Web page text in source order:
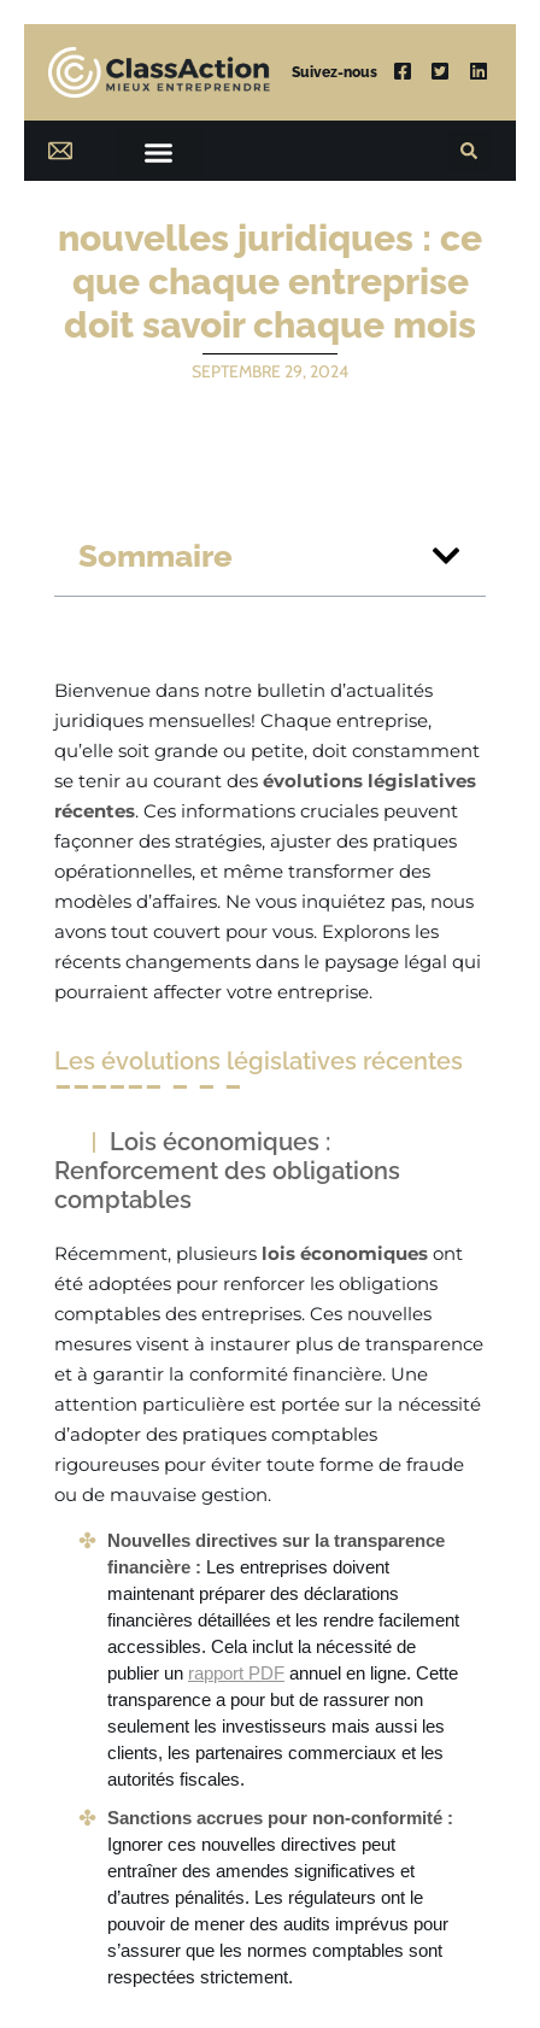
Suivez-nous
nouvelles juridiques : ce
que chaque entreprise
doit savoir chaque mois
SEPTEMBRE 29, 2024
Sommaire
Bienvenue dans notre bulletin d’actualités
juridiques mensuelles! Chaque entreprise,
qu’elle soit grande ou petite, doit constamment
se tenir au courant des évolutions législatives
récentes. Ces informations cruciales peuvent
façonner des stratégies, ajuster des pratiques
opérationnelles, et même transformer des
modèles d’affaires. Ne vous inquiétez pas, nous
avons tout couvert pour vous. Explorons les
récents changements dans le paysage légal qui
pourraient affecter votre entreprise.
Les évolutions législatives récentes
Lois économiques :
Renforcement des obligations
comptables
Récemment, plusieurs lois économiques ont
été adoptées pour renforcer les obligations
comptables des entreprises. Ces nouvelles
mesures visent à instaurer plus de transparence
et à garantir la conformité financière. Une
attention particulière est portée sur la nécessité
d’adopter des pratiques comptables
rigoureuses pour éviter toute forme de fraude
ou de mauvaise gestion.
Nouvelles directives sur la transparence
financière : Les entreprises doivent
maintenant préparer des déclarations
financières détaillées et les rendre facilement
accessibles. Cela inclut la nécessité de
publier un rapport PDF annuel en ligne. Cette
transparence a pour but de rassurer non
seulement les investisseurs mais aussi les
clients, les partenaires commerciaux et les
autorités fiscales.
Sanctions accrues pour non-conformité :
Ignorer ces nouvelles directives peut
entraîner des amendes significatives et
d’autres pénalités. Les régulateurs ont le
pouvoir de mener des audits imprévus pour
s’assurer que les normes comptables sont
respectées strictement.